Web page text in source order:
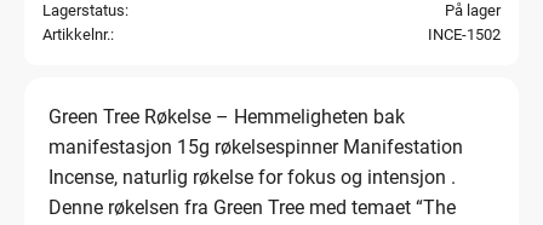
Lagerstatus
På lager
Artikkelnr.
INCE-1502
Green Tree Røkelse – Hemmeligheten bak
manifestasjon 15g røkelsespinner Manifestation
Incense, naturlig røkelse for fokus og intensjon .
Denne røkelsen fra Green Tree med temaet “The